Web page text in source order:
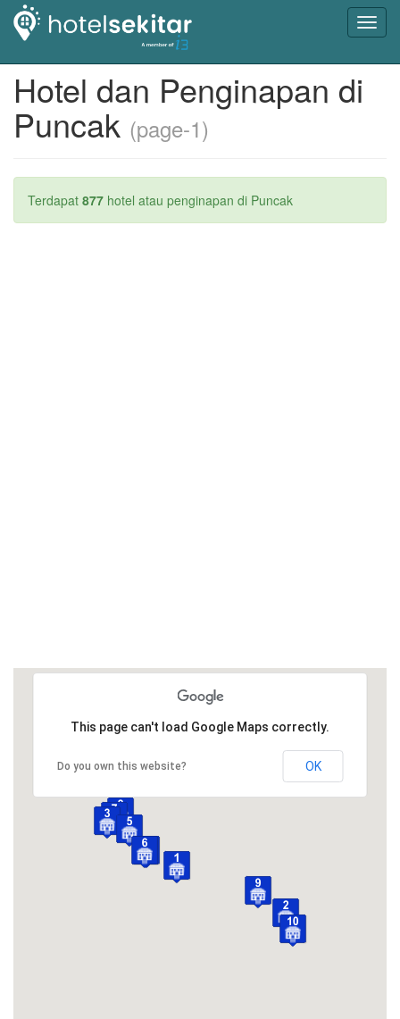
Hotel dan Penginapan di
Puncak (page-1)
Terdapat 877 hotel atau penginapan di Puncak
This page can't load Google Maps correctly.
Do you own this website? OK